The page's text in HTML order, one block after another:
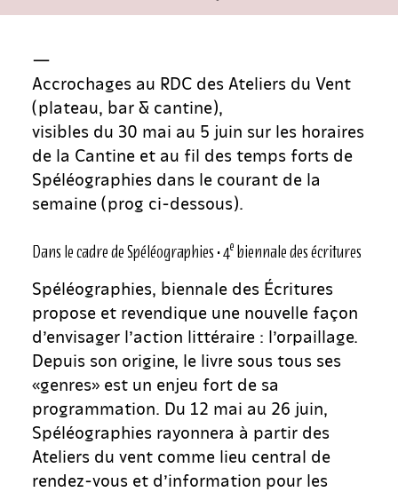
—
Accrochages au RDC des Ateliers du Vent
(plateau, bar & cantine),
visibles du 30 mai au 5 juin sur les horaires
de la Cantine et au fil des temps forts de
Spéléographies dans le courant de la
semaine (prog ci-dessous).
Dans le cadre de Spéléographies • 4e biennale des écritures
Spéléographies, biennale des Écritures
propose et revendique une nouvelle façon
d’envisager l’action littéraire : l’orpaillage.
Depuis son origine, le livre sous tous ses
«genres» est un enjeu fort de sa
programmation. Du 12 mai au 26 juin,
Spéléographies rayonnera à partir des
Ateliers du vent comme lieu central de
rendez-vous et d’information pour les